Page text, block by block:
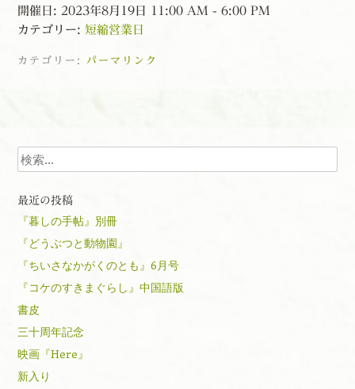
開催日: 2023年8月19日 11:00 AM - 6:00 PM
カテゴリー: 短縮営業日
カテゴリー: パーマリンク
検索
最近の投稿
『暮しの手帖』別冊
『どうぶつと動物園』
『ちいさなかがくのとも』6月号
『コケのすきまぐらし』中国語版
書皮
三十周年記念
映画『Here』
新入り